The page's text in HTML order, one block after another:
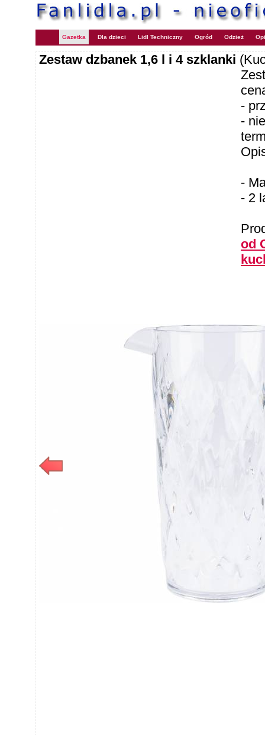
Gazetka Dla dzieci Lidl Techniczny Ogród Odzież
Zestaw dzbanek 1,6 l i 4 szklanki
-
-
-
- 2
od